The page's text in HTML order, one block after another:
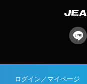
ログイン／マイページ